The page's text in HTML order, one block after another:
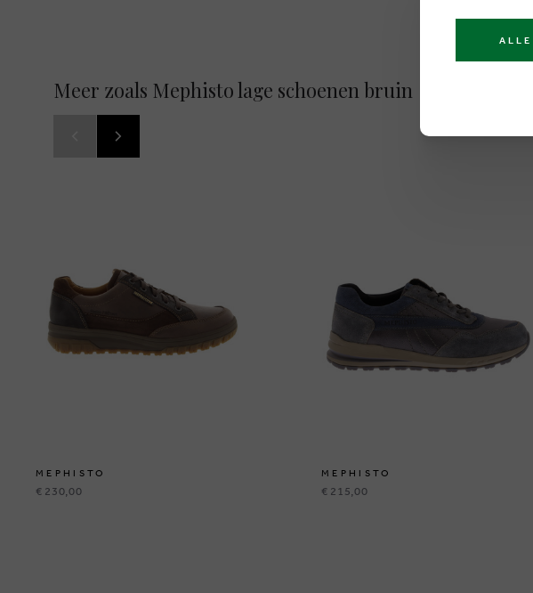
Meer zoals Mephisto lage schoenen bruin
MEPHISTO
€ 230,00
MEPHISTO
€ 215,00